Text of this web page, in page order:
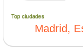
Top ciudades
Madrid,